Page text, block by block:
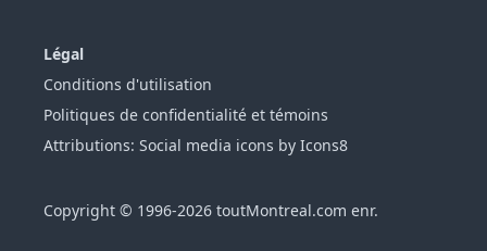
Légal
Conditions d'utilisation
Politiques de confidentialité et témoins
Attributions: Social media icons by Icons8
Copyright © 1996-2026 toutMontreal.com enr.